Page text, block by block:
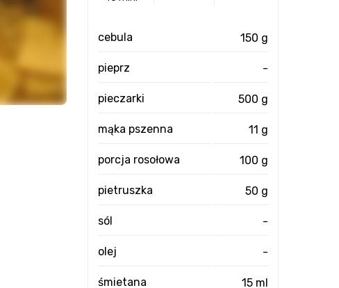
cebula 150 g
pieprz -
pieczarki 500 g
mąka pszenna 11 g
porcja rosołowa 100 g
pietruszka 50 g
sól -
olej -
śmietana 15 ml